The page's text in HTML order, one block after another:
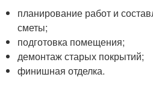
планирование работ и
сметы;
подготовка помещения;
демонтаж старых покрытий;
финишная отделка.